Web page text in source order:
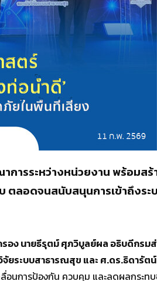
การระหว่างหน่วยงาน พร้อมสร้
ตลอดจนสนับสนุนการเข้าถึงระ
อง นายธีรุตม์ ศุภวิบูลย์ผล อธิบดีกรม
ยระบบสาธารณสุข และ ศ.ดร.ธิดารัต
อนการป้องกัน ควบคุม และลดผลกระท